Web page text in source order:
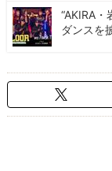
“AKIRA
ダンスを